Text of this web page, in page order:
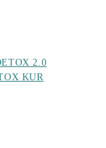
2.0
KUR